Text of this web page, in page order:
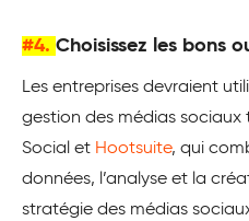
#4. Choisissez les bons
Les entreprises devraient
gestion des médias sociaux
Social et Hootsuite, qui
données, l’analyse et la
stratégie des médias